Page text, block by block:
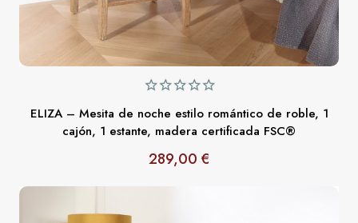
ELIZA – Mesita de noche estilo romántico de roble, 1
cajón, 1 estante, madera certificada FSC®
Precio
289,00 €